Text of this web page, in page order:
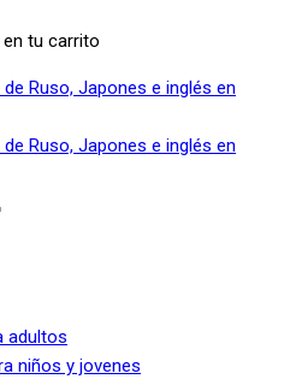
tu carrito
adultos
niños y jovenes